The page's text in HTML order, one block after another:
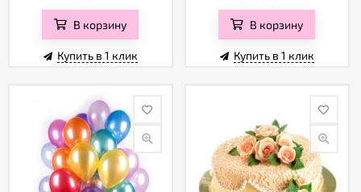
В корзину
Купить в 1 клик
В корзину
Купить в 1 клик